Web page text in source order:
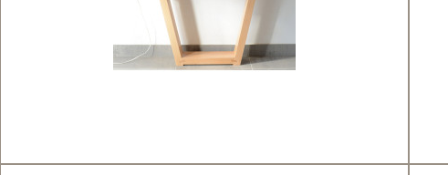
Catégories
articles